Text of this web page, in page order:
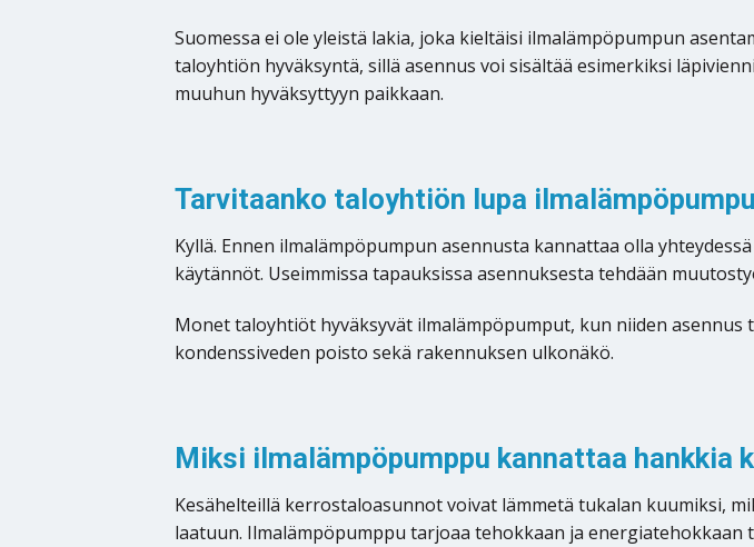
Suomessa ei ole yleistä lakia, joka kieltäisi ilmalämpöpumpun
taloyhtiön hyväksyntä, sillä asennus voi sisältää esimerkiksi
muuhun hyväksyttyyn paikkaan.
Tarvitaanko taloyhtiön lupa
Kyllä. Ennen ilmalämpöpumpun asennusta kannattaa olla
käytännöt. Useimmissa tapauksissa asennuksesta tehdään
Monet taloyhtiöt hyväksyvät ilmalämpöpumput, kun niiden
kondenssiveden poisto sekä rakennuksen ulkonäkö.
Miksi ilmalämpöpumppu kannattaa hankkia
Kesähelteillä kerrostaloasunnot voivat lämmetä tukalan kuumiksi,
laatuun. Ilmalämpöpumppu tarjoaa tehokkaan ja energiatehokkaan